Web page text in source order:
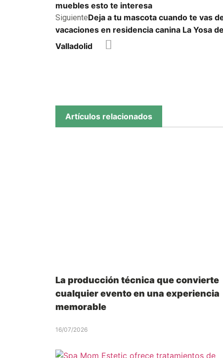
muebles esto te interesa
SiguienteDeja a tu mascota cuando te vas
vacaciones en residencia canina La Yosa de
Valladolid
Artículos relacionados
La producción técnica que convierte
cualquier evento en una experiencia
memorable
16/07/2026